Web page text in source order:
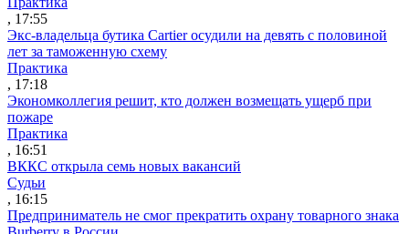
, 17:55
Экс-владельца бутика Cartier осудили на девять с половиной
лет за таможенную схему
Практика
, 17:18
Экономколлегия решит, кто должен возмещать ущерб при
пожаре
Практика
, 16:51
ВККС открыла семь новых вакансий
Судьи
, 16:15
Предприниматель не смог прекратить охрану товарного знака